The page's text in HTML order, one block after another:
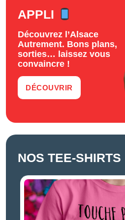
APPLI
Découvrez l’Alsace
Autrement. Bons plans,
sorties… laissez vous
convaincre !
DÉCOUVRIR
NOS TEE-SHIRTS